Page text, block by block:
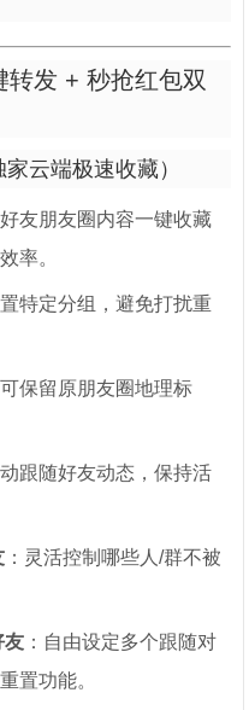
转发 + 秒抢红包双
云端极速收藏）
友朋友圈内容一键收藏
率。
置特定分组，避免打扰重
可保留原朋友圈地理标
动跟随好友动态，保持活
：灵活控制哪些人/群不被
友 ：自由设定多个跟随对
置功能。